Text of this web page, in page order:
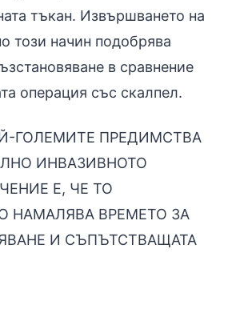
тъкан. Извършването на
този начин подобрява
в сравнение
операция със скалпел.
ГОЛЕМИТЕ ПРЕДИМСТВА
ИНВАЗИВНОТО
Е, ЧЕ ТО
НАМАЛЯВА ВРЕМЕТО ЗА
И СЪПЪТСТВАЩАТА